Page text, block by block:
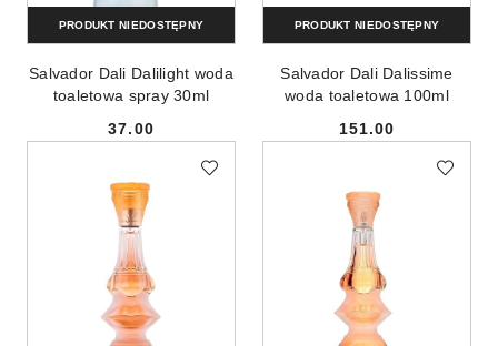
Salvador Dali Dalilight woda
toaletowa spray 30ml
Cena:
37.00
PRODUKT NIEDOSTĘPNY
Salvador Dali Dalissime
woda toaletowa 100ml
Cena:
151.00
PRODUKT NIEDOSTĘPNY